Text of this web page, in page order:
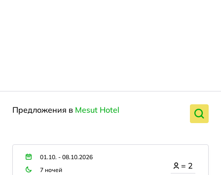
Предложения в Mesut Hotel
01.10. - 08.10.2026
7 ночей
= 2